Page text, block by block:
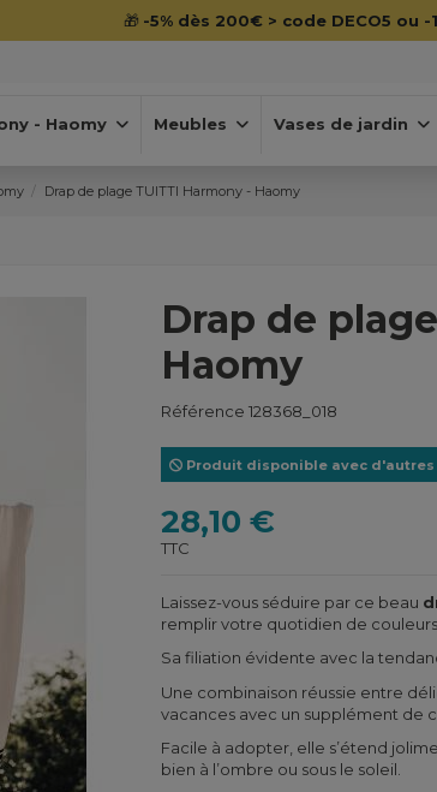
💳 Payez en 4x sans
- Haomy Meubles Vases de jardin
Drap de plage TUITTI Harmony - Haomy
Drap de
Haomy
Référence 128368_018
Produit disponible avec d'autres
28,10 €
TTC
Laissez-vous séduire par ce beau
remplir votre quotidien de couleurs
Sa filiation évidente avec la
Une combinaison réussie entre
vacances avec un supplément de
Facile à adopter, elle s’étend
bien à l’ombre ou sous le soleil.